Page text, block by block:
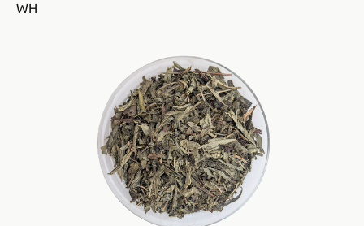
WH
Bildergalerie überspringen